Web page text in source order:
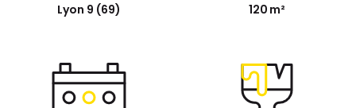
Lyon 9 (69) 120 m²